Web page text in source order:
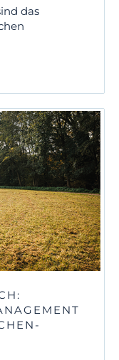
das